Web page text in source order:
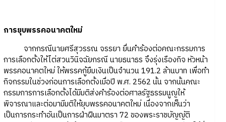
การยุบพรรคอนาคตใหม่
จากกรณีนายศรีสุวรรณ จรรยา ยื่นคำร้องต่อคณะกรรมการ
การเลือกตั้งให้ไต่สวนวินิจฉัยกรณี นายธนาธร จึงรุ่งเรืองกิจ หัวหน้า
พรรคอนาคตใหม่ ให้พรรคกู้ยืมเงินเป็นจำนวน 191.2 ล้านบาท เพื่อทำ
กิจกรรมในช่วงก่อนการเลือกตั้งเมื่อปี พ.ศ. 2562 นั้น จากนั้นคณะ
กรรมการการเลือกตั้งได้มีมติส่งคำร้องต่อศาลรัฐธรรมนูญให้
พิจารณาและต่อมามีมติให้ยุบพรรคอนาคตใหม่ เนื่องจากเห็นว่า
เป็นการกระทำอันเป็นการฝ่าฝืนมาตรา 72 ของพระราชบัญญัติ